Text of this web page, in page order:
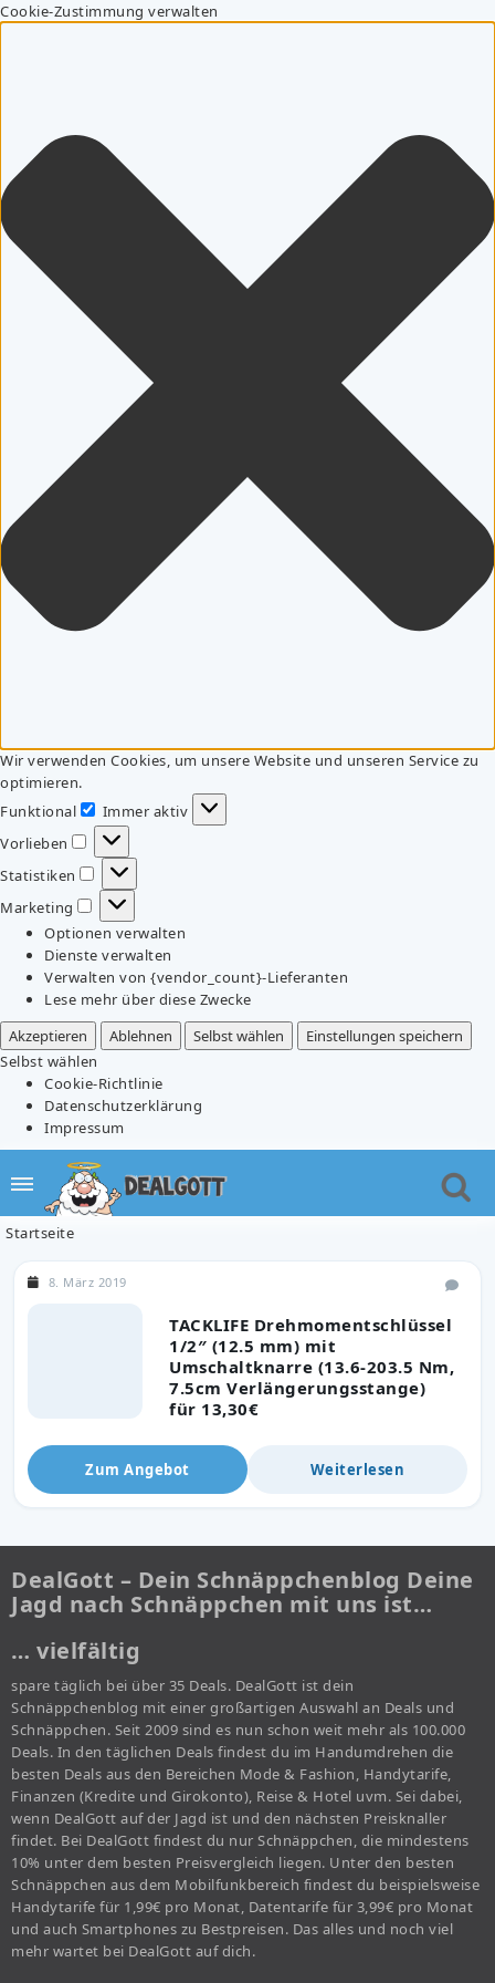
Cookie-Zustimmung verwalten
Wir verwenden Cookies, um unsere Website und unseren Service zu
optimieren.
Funktional
Funktional
Immer aktiv
Vorlieben
Vorlieben
Statistiken
Statistiken
Marketing
Marketing
Optionen verwalten
Dienste verwalten
Verwalten von {vendor_count}-Lieferanten
Lese mehr über diese Zwecke
Akzeptieren
Ablehnen Selbst wählen
Einstellungen speichern
Selbst wählen
Cookie-Richtlinie
Datenschutzerklärung
Impressum
Startseite
TACKLIFE Drehmomentschlüssel
1/2″ (12.5 mm) mit
Umschaltknarre (13.6-203.5 Nm,
7.5cm Verlängerungsstange)
für 13,30€
8. März 2019
Zum Angebot Weiterlesen
DealGott – Dein Schnäppchenblog Deine
Jagd nach Schnäppchen mit uns ist…
… vielfältig
spare täglich bei über 35 Deals. DealGott ist dein
Schnäppchenblog mit einer großartigen Auswahl an Deals und
Schnäppchen. Seit 2009 sind es nun schon weit mehr als 100.000
Deals. In den täglichen Deals findest du im Handumdrehen die
besten Deals aus den Bereichen Mode & Fashion, Handytarife,
Finanzen (Kredite und Girokonto), Reise & Hotel uvm. Sei dabei,
wenn DealGott auf der Jagd ist und den nächsten Preisknaller
findet. Bei DealGott findest du nur Schnäppchen, die mindestens
10% unter dem besten Preisvergleich liegen. Unter den besten
Schnäppchen aus dem Mobilfunkbereich findest du beispielsweise
Handytarife für 1,99€ pro Monat, Datentarife für 3,99€ pro Monat
und auch Smartphones zu Bestpreisen. Das alles und noch viel
mehr wartet bei DealGott auf dich.